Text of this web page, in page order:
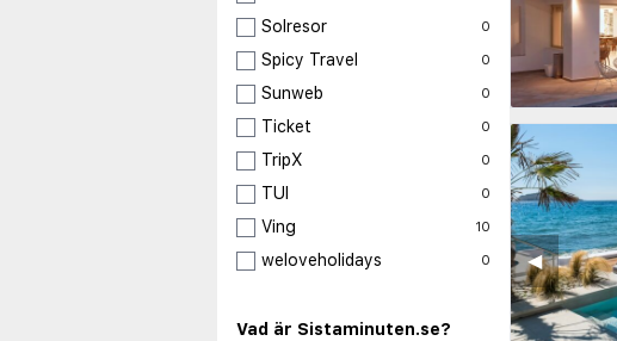
Solresor 0
Spicy Travel 0
Sunweb 0
Ticket 0
TripX 0
TUI 0
Ving 10
weloveholidays 0
Vad är Sistaminuten.se?
◀︎